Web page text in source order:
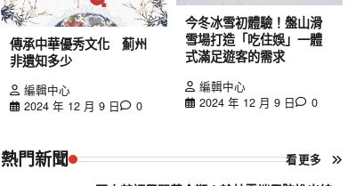
傳承中華優秀文化 薊州
非遺知多少
編輯中心
2024 年 12 月 9 日
0
今冬冰雪初體驗！盤山滑
雪場打造「吃住娛」一體
式滿足遊客的需求
編輯中心
2024 年 12 月 9 日
0
熱門新聞 看更多